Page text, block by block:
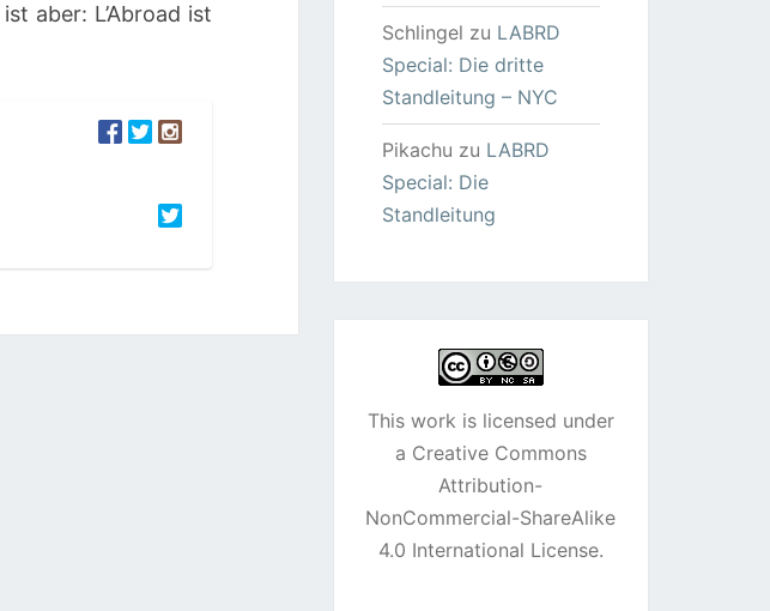
aber: L’Abroad ist
Schlingel zu LABRD
Special: Die dritte
Standleitung – NYC
Pikachu zu LABRD
Special: Die
Standleitung
This work is licensed under
a Creative Commons
Attribution-
NonCommercial-ShareAlike
4.0 International License.